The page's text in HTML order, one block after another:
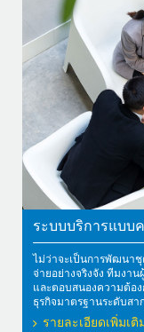
ระบบบริการแบบ
ไม่ว่าจะเป็นการพัฒนา
จ่ายอย่างจริงจัง ทีมงา
และตอบสนองความต้อ
ธุรกิจมาตรฐานระดับสา
รายละเอียดเพิ่มเติ